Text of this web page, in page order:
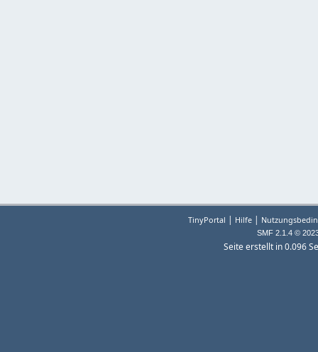
TinyPortal | Hilfe |
SMF 2.1.4 ©
Seite erstellt in 0.096